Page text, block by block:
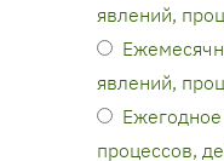
явлений,
явлений,
процессов,